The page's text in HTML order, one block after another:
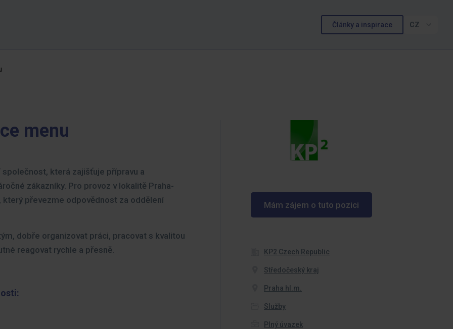
Články a inspirace CZ
menu
Mám zájem o tuto pozici
KP2 Czech Republic
Středočeský kraj
Praha hl.m.
Služby
Plný úvazek
která zajišťuje přípravu a
zákazníky. Pro provoz v lokalitě Praha-
převezme odpovědnost za oddělení
dobře organizovat práci, pracovat s kvalitou
reagovat rychle a přesně.